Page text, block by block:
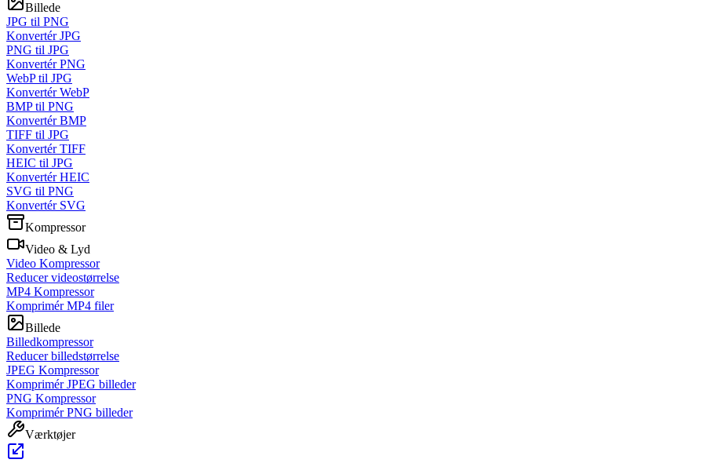
Billede
JPG til PNG
Konvertér JPG
PNG til JPG
Konvertér PNG
WebP til JPG
Konvertér WebP
BMP til PNG
Konvertér BMP
TIFF til JPG
Konvertér TIFF
HEIC til JPG
Konvertér HEIC
SVG til PNG
Konvertér SVG
Kompressor
Video & Lyd
Video Kompressor
Reducer videostørrelse
MP4 Kompressor
Komprimér MP4 filer
Billede
Billedkompressor
Reducer billedstørrelse
JPEG Kompressor
Komprimér JPEG billeder
PNG Kompressor
Komprimér PNG billeder
Værktøjer